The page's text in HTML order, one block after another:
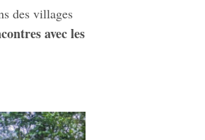
des villages
avec les